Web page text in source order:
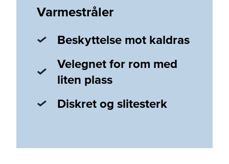
Varmestråler
Beskyttelse mot kaldras
Velegnet for rom med
liten plass
Diskret og slitesterk